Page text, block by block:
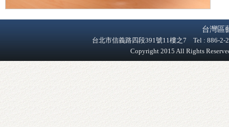
台灣區
台北市信義路四段391號11樓之7 Tel : 886-
Copyright 2015 All Rights